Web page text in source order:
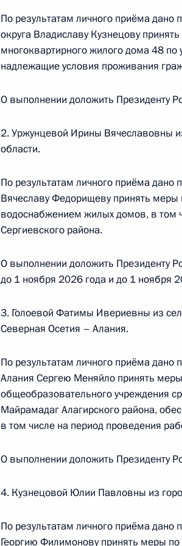
по поручению Президента
Президента Российской
с зарубежными странами в
по приёму граждан в Москве 12
3 сентября 2025 года, среда
жительницы Чукотского
Президента Российской
Российской Федерации по
в Приёмной Президента
3 сентября 2025 года, 17:46
О ходе принятия мер по итогам
Президента Российской
Российской Федерации по
в Приёмной Президента
25 марта 2022 года
3 сентября 2025 года, 17:12
21 мая 2025 года, среда
Чукотского автономного округа,
По результатам личного приёма дано
округа Владиславу Кузнецову
многоквартирного жилого дома 48
надлежащие условия проживания
О выполнении доложить Президенту
2. Уржунцевой Ирины Вячеславовны
области.
По результатам личного приёма дано
Вячеславу Федорищеву принять
водоснабжением жилых домов, в том
Сергиевского района.
О выполнении доложить Президенту
до 1 ноября 2026 года и до 1 ноября
3. Голоевой Фатимы Ивериевны из
Северная Осетия – Алания.
По результатам личного приёма дано
Алания Сергею Меняйло принять
общеобразовательного учреждения
Майрамадаг Алагирского района,
в том числе на период проведения
О выполнении доложить Президенту
4. Кузнецовой Юлии Павловны из
По результатам личного приёма дано
Георгию Филимонову принять меры